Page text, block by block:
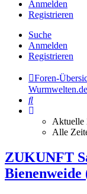
Anmelden
Registrieren
Suche
Anmelden
Registrieren
Foren-
Wurmwelten.de
Suche
Aktuelle
Alle
ZUKUNFT
Bienenweide